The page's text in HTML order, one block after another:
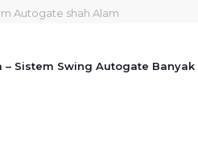
Autogate shah Alam
Sistem Swing Autogate Banyak